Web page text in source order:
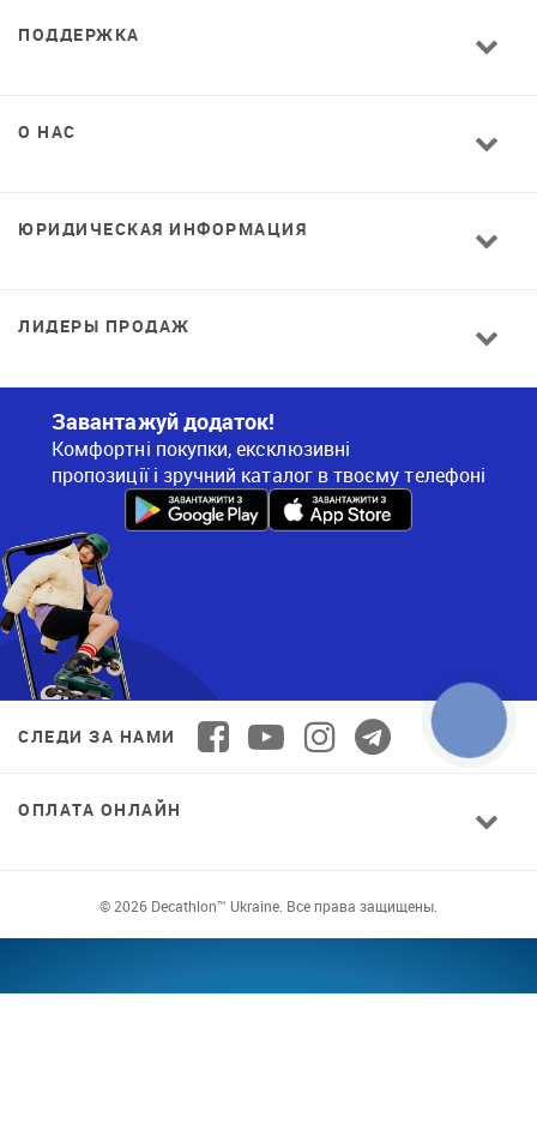
ПОДДЕРЖКА
О НАС
ЮРИДИЧЕСКАЯ ИНФОРМАЦИЯ
ЛИДЕРЫ ПРОДАЖ
Завантажуй додаток!
Комфортні покупки, ексклюзивні
пропозиції і зручний каталог в твоєму телефоні
СЛЕДИ ЗА НАМИ
ОПЛАТА ОНЛАЙН
© 2026 Decathlon™ Ukraine. Все права защищены.
СПОРТ ДЛЯ ВСЕХ: КАЧЕСТВО ОТ